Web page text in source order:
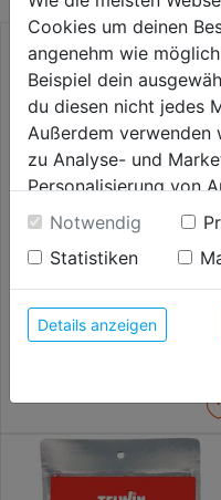
4,99€
Cookies um deinen
angenehm wie
Beispiel dein
du diesen nicht jedes
Außerdem verwenden
zu Analyse- und
Personalisierung von
Einwilligung werden
unter anderem auch
Durch Klick auf "Alle
der Verwendung aller
anzeigen" findest du
unterschiedlichen
Konfigurieren" kannst
du zulassen möchtest
Weitere Informationen
Datenschutzerklärung
Notwendig
Statistiken
Details anzeigen